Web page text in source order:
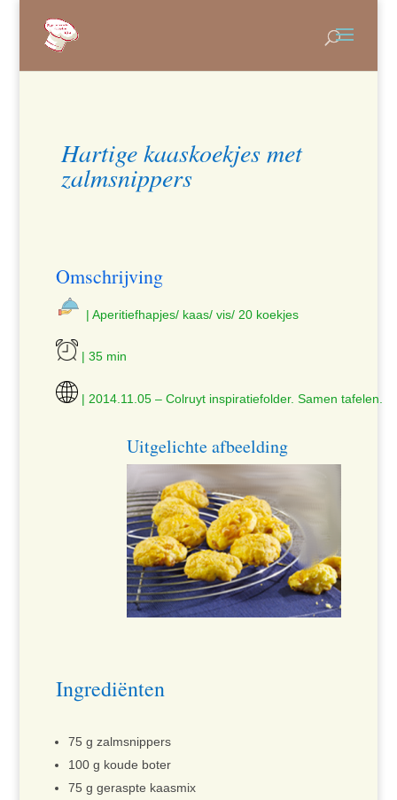
Hartige kaaskoekjes met
zalmsnippers
Omschrijving
| Aperitiefhapjes/ kaas/ vis/ 20 koekjes
| 35 min
| 2014.11.05 – Colruyt inspiratiefolder. Samen tafelen.
Uitgelichte afbeelding
Ingrediënten
75 g zalmsnippers
100 g koude boter
75 g geraspte kaasmix